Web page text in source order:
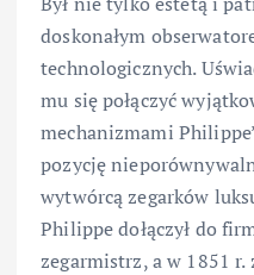
doskonałym
technologicznych.
mu się połączyć
mechanizmami
pozycję
wytwórcą zegarków
Philippe dołączył do
zegarmistrz, a w 1851 r.